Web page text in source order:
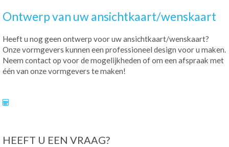
Ontwerp van uw ansichtkaart/wenskaart
Heeft u nog geen ontwerp voor uw ansichtkaart/wenskaart?
Onze vormgevers kunnen een professioneel design voor u maken.
Neem contact op voor de mogelijkheden of om een afspraak met
één van onze vormgevers te maken!
HEEFT U EEN VRAAG?